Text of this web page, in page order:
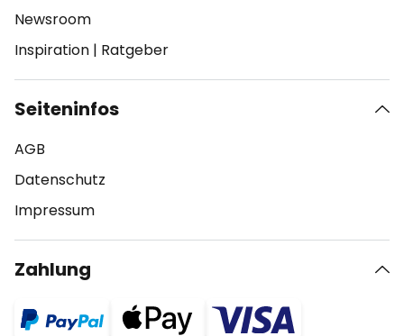
Newsroom
Inspiration | Ratgeber
Seiteninfos
AGB
Datenschutz
Impressum
Zahlung